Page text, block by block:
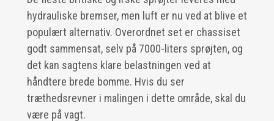
hydrauliske bremser, men luft er nu ved at blive et
populært alternativ. Overordnet set er chassiset
godt sammensat, selv på 7000-liters sprøjten, og
det kan sagtens klare belastningen ved at
håndtere brede bomme. Hvis du ser
træthedsrevner i malingen i dette område, skal du
være på vagt.